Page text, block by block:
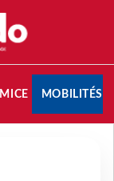
MICE MOBILITÉS